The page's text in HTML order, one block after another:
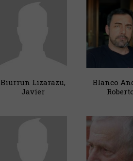
Biurrun Lizarazu,
Javier
Blanco